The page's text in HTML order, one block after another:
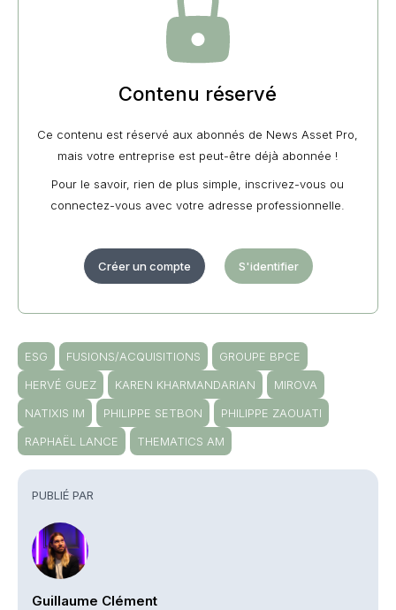
PUBLIÉ PAR
Guillaume Clément
Contenu réservé
Ce contenu est réservé aux abonnés de News Asset Pro,
mais votre entreprise est peut-être déjà abonnée !
Pour le savoir, rien de plus simple, inscrivez-vous ou
connectez-vous avec votre adresse professionnelle.
Créer un compte S'identifier
ESG FUSIONS/ACQUISITIONS
GROUPE BPCE
HERVÉ GUEZ
KAREN KHARMANDARIAN
MIROVA
NATIXIS IM
PHILIPPE SETBON
PHILIPPE ZAOUATI
RAPHAËL LANCE
THEMATICS AM